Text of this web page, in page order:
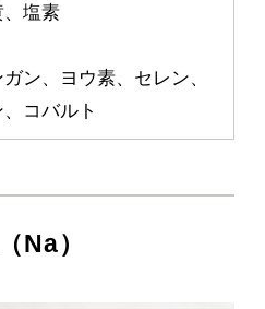
、塩素
ン、ヨウ素、セレン、
コバルト
Na）